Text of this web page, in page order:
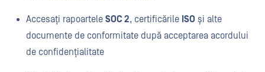
Accesați rapoartele SOC 2, certificările ISO și alte
documente de conformitate după acceptarea acordului
de confidențialitate